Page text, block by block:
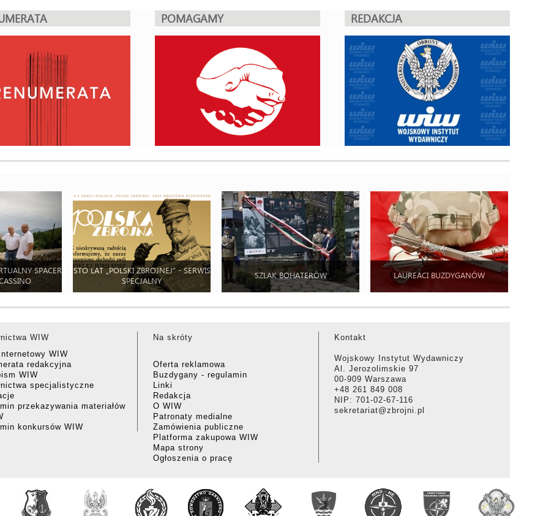
POMAGAMY REDAKCJA
SPACER
STO LAT „POLSKI ZBROJNEJ” - SERWIS
SPECJALNY
SZLAK BOHATERÓW LAUREACI BUZDYGANÓW
WIW
WIW
redakcyjna
WIW
specjalistyczne
przekazywania materiałów
konkursów WIW
Na skróty
Oferta reklamowa
Buzdygany - regulamin
Linki
Redakcja
O WIW
Patronaty medialne
Zamówienia publiczne
Platforma zakupowa WIW
Mapa strony
Ogłoszenia o pracę
Kontakt
Wojskowy Instytut Wydawniczy
Al. Jerozolimskie 97
00-909 Warszawa
+48 261 849 008
NIP: 701-02-67-116
sekretariat@zbrojni.pl